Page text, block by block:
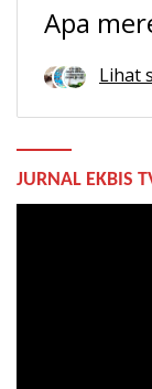
Apa
Lihat
JURNAL EKBIS